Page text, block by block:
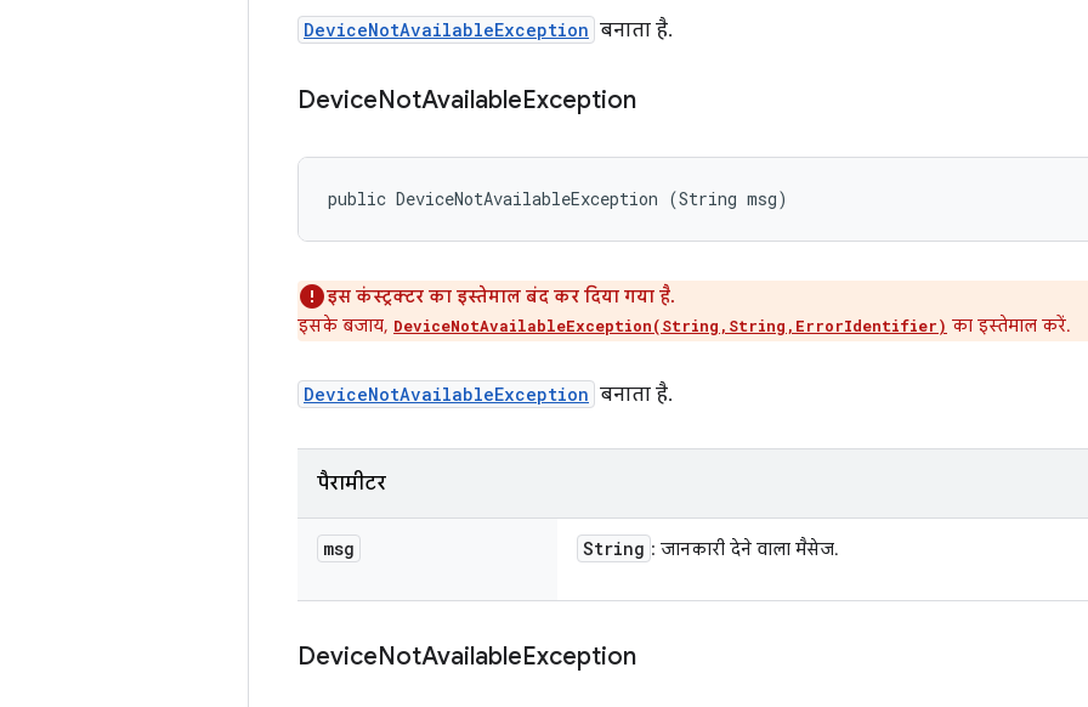
DeviceNotAvailableException बनाता है.
DeviceNotAvailableException
public DeviceNotAvailableException (String msg)
इस कंस्ट्रक्टर का इस्तेमाल बंद कर दिया गया है.
इसके बजाय, DeviceNotAvailableException(String,String,ErrorIdentifier) का इस्तेमाल करें.
DeviceNotAvailableException बनाता है.
पैरामीटर
msg String : जानकारी देने वाला मैसेज.
DeviceNotAvailableException